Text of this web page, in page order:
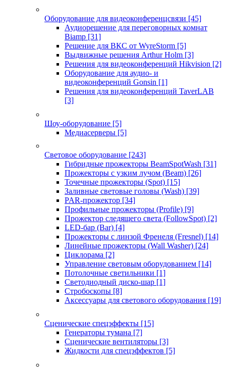
Оборудование для видеоконференцсвязи [45]
Аудиорешение для переговорных комнат
Biamp [31]
Решение для ВКС от WyreStorm [5]
Выдвижные решения Arthur Holm [3]
Решения для видеоконференций Hikvision [2]
Оборудование для аудио- и
видеоконференций Gonsin [1]
Решения для видеоконференций TaverLAB
[3]
Шоу-оборудование [5]
Медиасерверы [5]
Световое оборудование [243]
Гибридные прожекторы BeamSpotWash [31]
Прожекторы с узким лучом (Beam) [26]
Точечные прожекторы (Spot) [15]
Заливные световые головы (Wash) [39]
PAR-прожектор [34]
Профильные прожекторы (Profile) [9]
Прожектор следящего света (FollowSpot) [2]
LED-бар (Bar) [4]
Прожекторы с линзой Френеля (Fresnel) [14]
Линейные прожекторы (Wall Washer) [24]
Циклорама [2]
Управление световым оборудованием [14]
Потолочные светильники [1]
Светодиодный диско-шар [1]
Стробоскопы [8]
Аксессуары для светового оборудования [19]
Сценические спецэффекты [15]
Генераторы тумана [7]
Сценические вентиляторы [3]
Жидкости для спецэффектов [5]